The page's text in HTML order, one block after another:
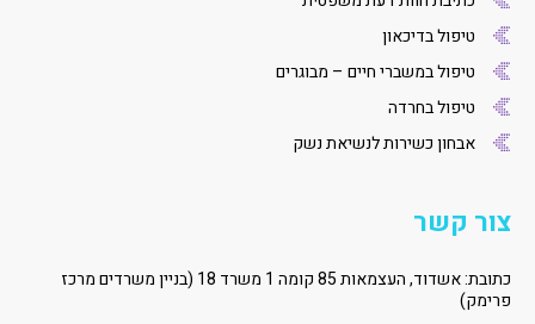
טיפול בדיכאון
טיפול במשברי חיים – מבוגרים
טיפול בחרדה
אבחון כשירות לנשיאת נשק
צור קשר
כתובת: אשדוד, העצמאות 85 קומה 1 משרד 18 (בניין משרדים מרכז
פרימק)